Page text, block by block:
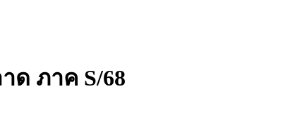
ด ภาค S/68